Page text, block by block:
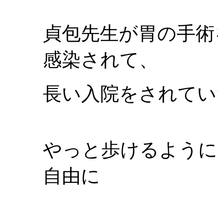
貞包先生が胃の手
感染されて、
長い入院をされて
やっと歩けるよう
自由に